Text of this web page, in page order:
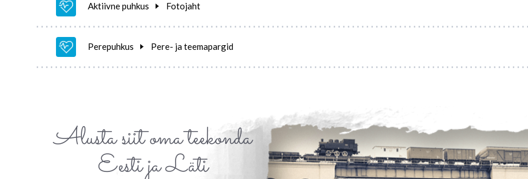
Aktiivne puhkus Fotojaht
Perepuhkus Pere- ja teemapargid